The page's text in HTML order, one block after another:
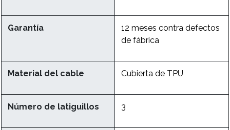
Garantía
12 meses contra defectos
de fábrica
Material del cable Cubierta de TPU
Número de latiguillos 3